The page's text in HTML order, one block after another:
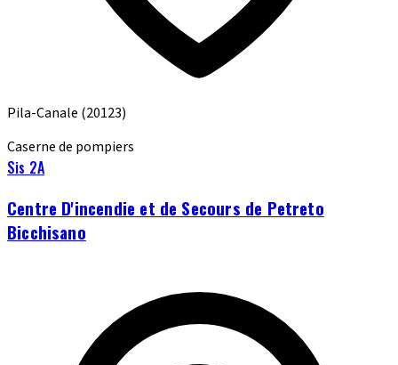
Pila-Canale (20123)
Caserne de pompiers
Sis 2A
Centre D'incendie et de Secours de Petreto
Bicchisano